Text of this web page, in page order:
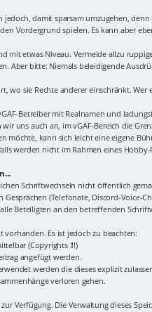
damit sparsam umzugehen,
Vordergrund spielen. Es kann aber
mit etwas Niveau. Vermeide allzu
Aber bitte: Niemals beleidigende
wo sie Rechte anderer einschränkt.
Betreiber mit Realnamen und
uns auch an, im vGAF-Bereich die
kann sich leicht eine eigene
werden nicht im Rahmen eines
Schriftwechseln nicht öffentlich
(Telefonate, Discord-
Beteiligten an den betreffenden
Es ist jedoch zu beachten:
(Copyrights !!!)
angefügt werden.
werden die dieses explizit
verloren gehen.
Verfügung. Die Verwaltung dieses